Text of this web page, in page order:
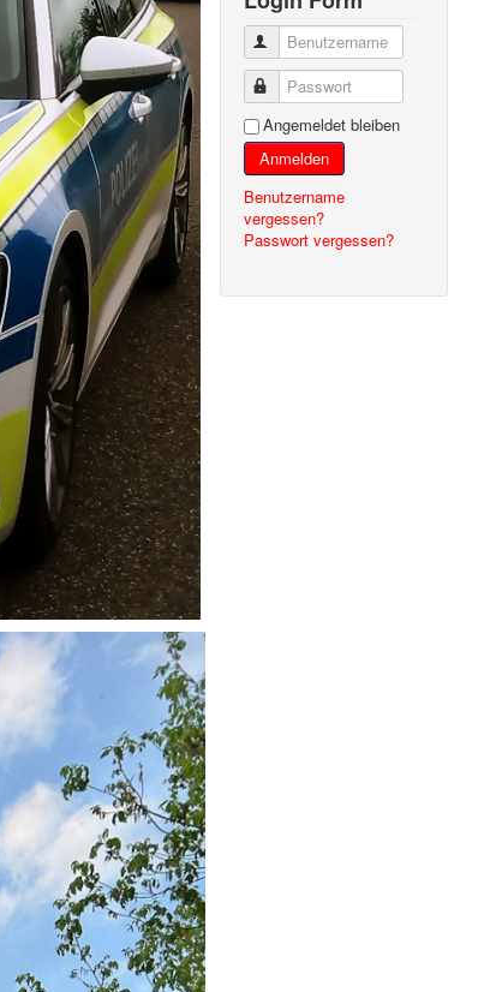
Benutzername
Passwort
Angemeldet bleiben
Anmelden
Benutzername
vergessen?
Passwort vergessen?